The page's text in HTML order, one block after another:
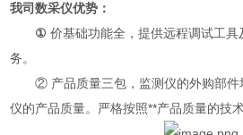
我司数采仪优势：
①价基础功能全，提供远程调试工
务。
② 产品质量三包，监测仪的外购部件
仪的产品质量。严格按照**产品质量的技